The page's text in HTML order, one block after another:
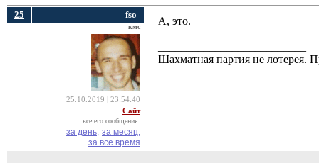
25 fso
кмс
25.10.2019 | 23:54:40
Сайт
все его сообщения:
за день, за месяц,
за все время
А, это.
Шахматная партия не